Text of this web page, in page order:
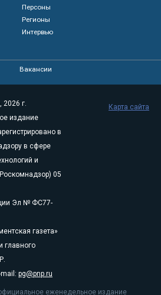
Персоны
Регионы
Интервью
Вакансии
2026 г.
издание
в
в сфере
и
05
Эл № ФС77-
газета»
главного
pg@pnp.ru
еженедельное издание
Карта сайта